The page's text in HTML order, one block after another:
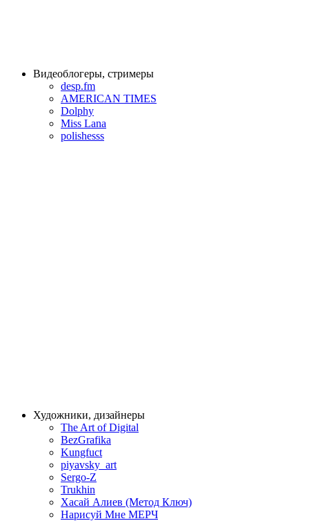
Видеоблогеры, стримеры
desp.fm
AMERICAN TIMES
Dolphy
Miss Lana
polishesss
Художники, дизайнеры
The Art of Digital
BezGrafika
Kungfuct
piyavsky_art
Sergo-Z
Trukhin
Хасай Алиев (Метод Ключ)
Нарисуй Мне МЕРЧ